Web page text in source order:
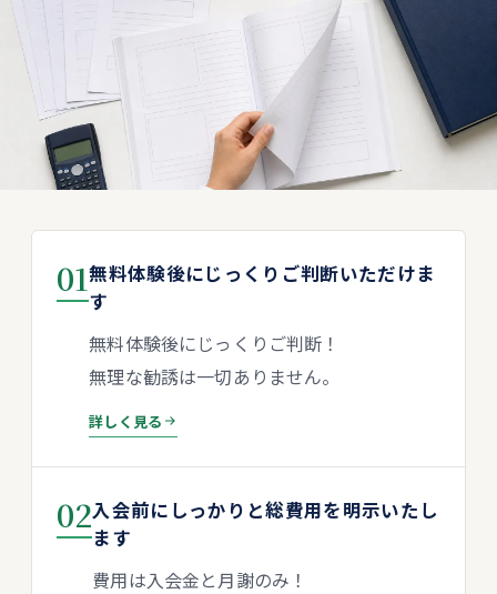
01無料体験後にじっくりご判断いただけま
す
無料体験後にじっくりご判断！
無理な勧誘は一切ありません。
詳しく見る
02入会前にしっかりと総費用を明示いたし
ます
費用は入会金と月謝のみ！